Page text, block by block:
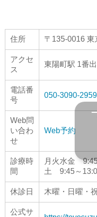
住所 〒135-0016
アクセ
ス
東陽町駅 1番
電話番
号
050-3090-2959
Web問
い合わ
せ
Web予約
診療時
間
月火水金
土 9:45～
休診日 木曜・日曜・
公式サ